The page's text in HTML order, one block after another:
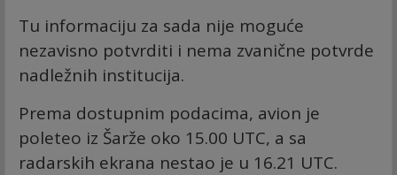
Tu informaciju za sada nije moguće
nezavisno potvrditi i nema zvanične potvrde
nadležnih institucija.
Prema dostupnim podacima, avion je
poleteo iz Šarže oko 15.00 UTC, a sa
radarskih ekrana nestao je u 16.21 UTC.